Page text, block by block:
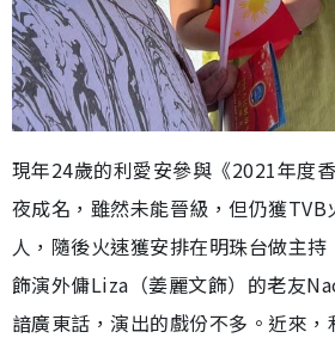
現年24歲的利愛安參與《2021年度
夜成名，雖然未能晉級，但仍獲
人，隨後火速獲安排在明珠台做主持
飾演外傭Liza（姜麗文飾）的老友
諳廣東話，演出的戲份不多。近來